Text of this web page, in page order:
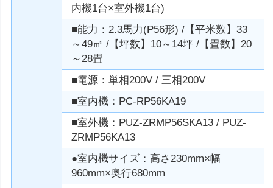
内機1台×室外機1台)
■能力：2.3馬力(P56形) /【平米数】33
～49㎡ /【坪数】10～14坪 /【畳数】20
～28畳
■電源：単相200V / 三相200V
■室内機：PC-RP56KA19
■室外機：PUZ-ZRMP56SKA13 / PUZ-
ZRMP56KA13
●室内機サイズ：高さ230mm×幅
960mm×奥行680mm